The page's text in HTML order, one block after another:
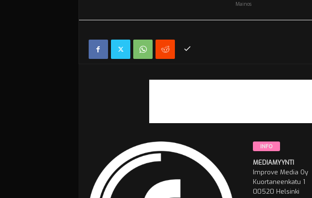
Mainos
INFO
MEDIAMYYNTI
Improve Media Oy
Kuortaneenkatu 1
00520 Helsinki